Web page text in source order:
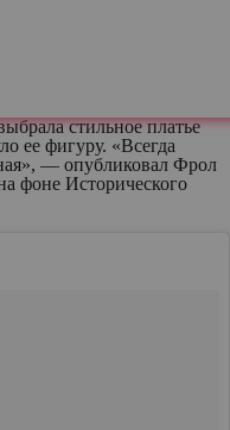
площадь, а музей
@frolburimskiy
Я была в Москве много
— выразила свой
стильное платье
ее фигуру. «Всегда
— опубликовал Фрол
фоне Исторического